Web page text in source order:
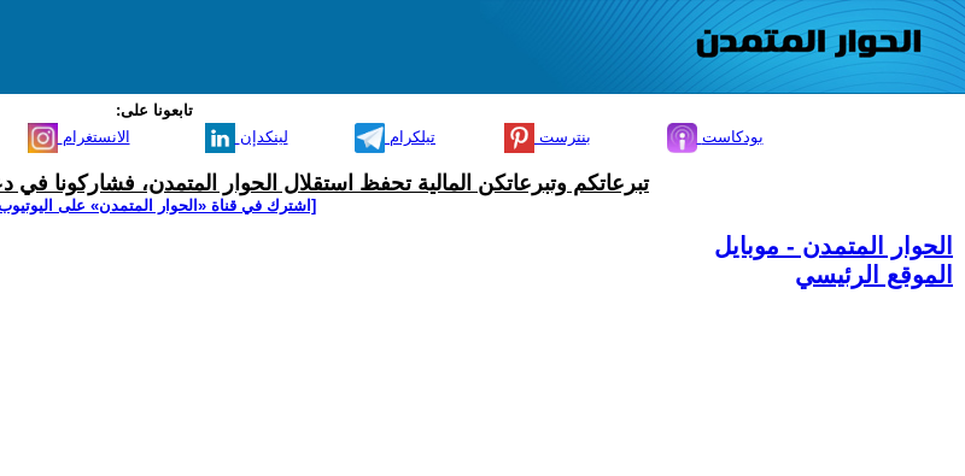
تابعونا على:
الانستغرام لينكدإن تيلكرام بنترست بودكاست
تبرعاتكم وتبرعاتكن المالية تحفظ استقلال الحوار المتمدن، فشاركونا في
[اشترك في قناة ‫«الحوار المتمدن» على
الحوار المتمدن - موبايل
الموقع الرئيسي